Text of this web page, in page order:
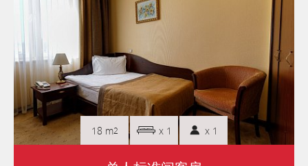
18 m2 x 1 x 1
22 m2 x 1 x 2
28 m2 x 1 x 2
36 m2 x 1 x 2
41 m2 x 1 x 2
55 m2 x 1 x 2
88 m2 x 1 x 2
120 m2 x 2 x 4
59 m2